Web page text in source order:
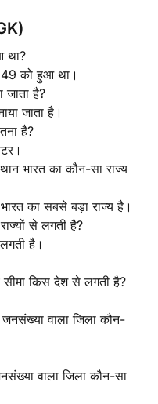
था?
को हुआ था।
जाता है?
जाता है।
है?
भारत का कौन-सा राज्य
का सबसे बड़ा राज्य है।
से लगती है?
है।
सीमा किस देश से लगती है?
वाला जिला कौन-
वाला जिला कौन-सा